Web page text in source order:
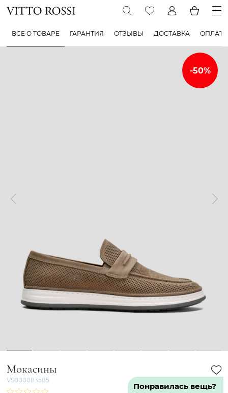
ВСЕ О ТОВАРЕ ГАРАНТИЯ ОТЗЫВЫ ДОСТАВКА ОПЛАТА
1 2 3 4 5 6 7 8
Мокасины
VS000083585
Понравилась вещь?